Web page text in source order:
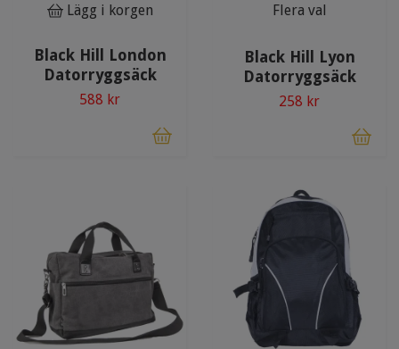
Lägg i korgen
Black Hill London
Datorryggsäck
588 kr
Flera val
Black Hill Lyon
Datorryggsäck
258 kr